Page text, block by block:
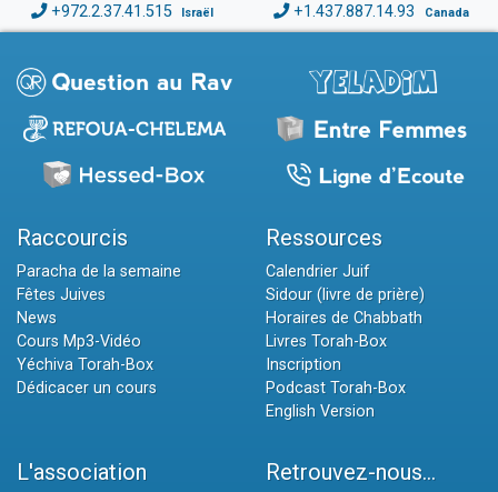
+972.2.37.41.515 Israël +1.437.887.14.93 Canada
Raccourcis
Paracha de la semaine
Fêtes Juives
News
Cours Mp3-Vidéo
Yéchiva Torah-Box
Dédicacer un cours
Ressources
Calendrier Juif
Sidour (livre de prière)
Horaires de Chabbath
Livres Torah-Box
Inscription
Podcast Torah-Box
English Version
L'association Retrouvez-nous...